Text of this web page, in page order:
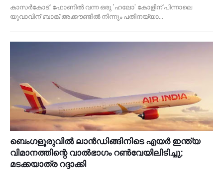
കാസർകോട്: ഫോണിൽ വന്ന ഒരു 'ഹലോ' കോളിന് പിന്നാലെ
യുവാവിന് ബാങ്ക് അക്കൗണ്ടിൽ നിന്നും പതിനയ്യാ…
ബെംഗളൂരുവിൽ ലാൻഡിങ്ങിനിടെ എയർ ഇന്ത്യ
വിമാനത്തിന്റെ വാൽഭാഗം റൺവേയിലിടിച്ചു;
മടക്കയാത്ര റദ്ദാക്കി